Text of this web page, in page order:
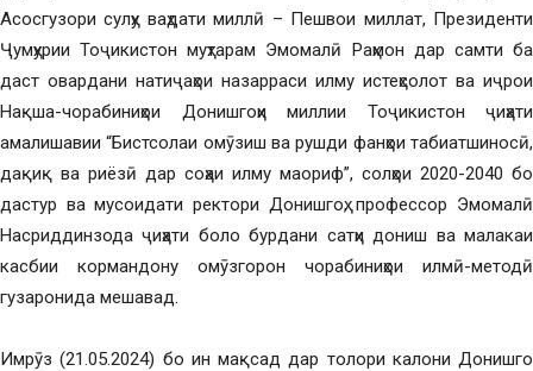
Асосгузори сулҳу ваҳдати миллӣ – Пешвои миллат, Президенти
Ҷумҳурии Тоҷикистон муҳтарам Эмомалӣ Раҳмон дар самти ба
даст овардани натиҷаҳои назарраси илму истеҳсолот ва иҷрои
Нақша-чорабиниҳои Донишгоҳи миллии Тоҷикистон ҷиҳати
амалишавии “Бистсолаи омӯзиш ва рушди фанҳои табиатшиносӣ,
дақиқ ва риёзӣ дар соҳаи илму маориф”, солҳои 2020-2040 бо
дастур ва мусоидати ректори Донишгоҳ, профессор Эмомалӣ
Насриддинзода ҷиҳати боло бурдани сатҳи дониш ва малакаи
касбии кормандону омӯзгорон чорабиниҳои илмӣ-методӣ
гузаронида мешавад.
Имрӯз (21.05.2024) бо ин мақсад дар толори калони Донишгоҳ